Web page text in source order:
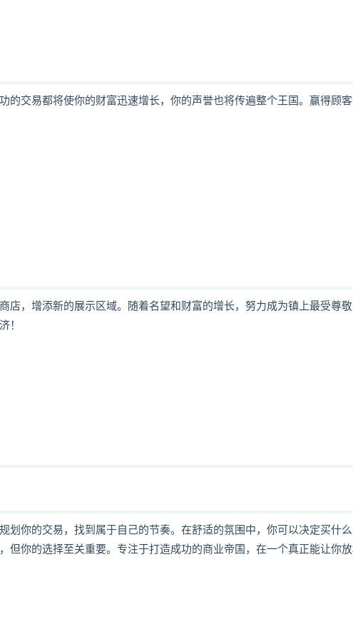
的交易都将使你的财富迅速增长，你的声誉也将传遍整个王国。赢得顾
店，增添新的展示区域。随着名望和财富的增长，努力成为镇上最受尊
！
划你的交易，找到属于自己的节奏。在舒适的氛围中，你可以决定买什
但你的选择至关重要。专注于打造成功的商业帝国，在一个真正能让你